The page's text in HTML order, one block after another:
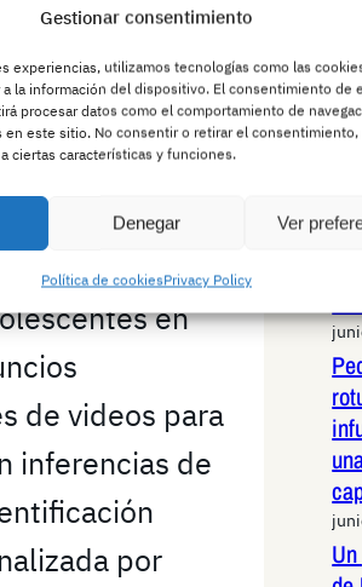
Gestionar consentimiento
experiencias, utilizamos tecnologías como las
la información del dispositivo. El consentimiento de
procesar datos como el comportamiento de
en este sitio. No consentir o retirar el consentimiento,
ciertas características y funciones.
Denegar Ver
Política de cookiesPrivacy Policy
de los
anunciados
y
del 1 de
los
en
de videos para
inferencias de
por